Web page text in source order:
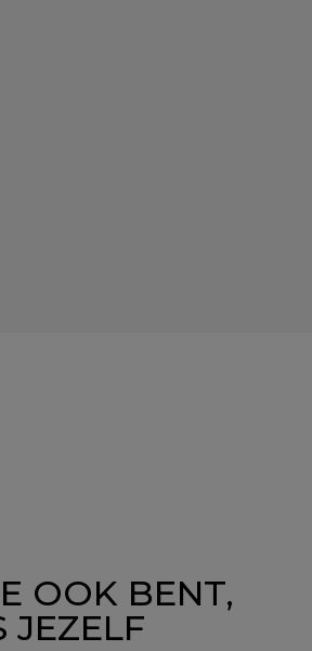
OOK BENT,
JEZELF